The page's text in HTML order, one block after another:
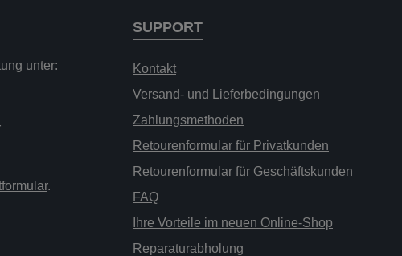
unter:
.
SUPPORT
Kontakt
Versand- und Lieferbedingungen
Zahlungsmethoden
Retourenformular für Privatkunden
Retourenformular für Geschäftskunden
FAQ
Ihre Vorteile im neuen Online-Shop
Reparaturabholung